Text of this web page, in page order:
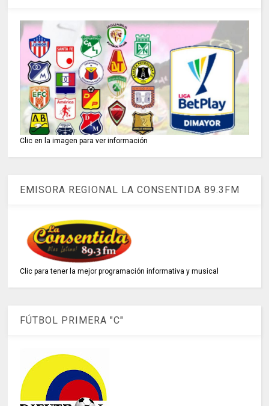
Clic en la imagen para ver información
EMISORA REGIONAL LA CONSENTIDA 89.3FM
Clic para tener la mejor programación informativa y musical
FÚTBOL PRIMERA "C"